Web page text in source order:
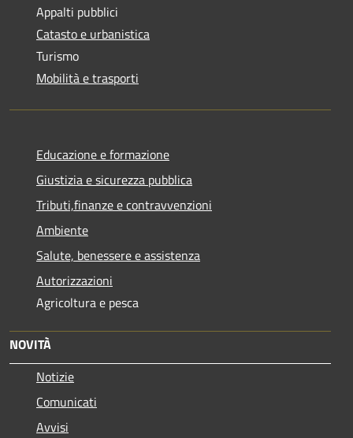
Appalti pubblici
Catasto e urbanistica
Turismo
Mobilità e trasporti
Educazione e formazione
Giustizia e sicurezza pubblica
Tributi,finanze e contravvenzioni
Ambiente
Salute, benessere e assistenza
Autorizzazioni
Agricoltura e pesca
NOVITÀ
Notizie
Comunicati
Avvisi